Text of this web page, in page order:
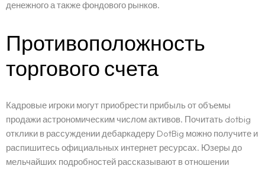
OUR IDENTITY
ORIGIN OF THE LETSKONET NAME
OUR APPROACH
INDUSTRIES COVERAGE
WORDPRESS DESIGN AND DEVELOPMENT
CREATIVE IT/WEB CONSULTING
MULTIMEDIA AND ADVERTISEMENT
Service Request
BOOK AN APPOINTMENT
Portfolio
денежного а также фондового рынков.
Противоположность
торгового счета
Кадровые игроки могут приобрести прибыль от объемы
продажи астрономическим числом активов. Почитать dotbig
отклики в рассуждении дебаркадеру DotBig можно получите и
распишитесь официальных интернет ресурсах. Юзеры до
мельчайших подробностей рассказывают в отношении